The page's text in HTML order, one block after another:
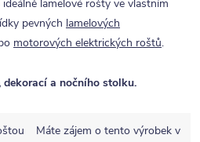
lamelové rošty ve vlastním
pevných lamelových
motorových elektrických roštů.
dekorací a nočního stolku.
Máte zájem o tento výrobek v